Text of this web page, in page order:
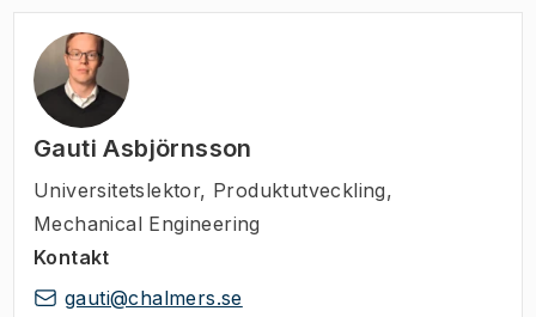
Gauti Asbjörnsson
Universitetslektor, Produktutveckling,
Mechanical Engineering
Kontakt
gauti@chalmers.se